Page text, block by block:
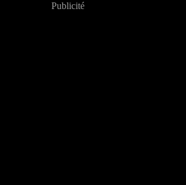
Publicité